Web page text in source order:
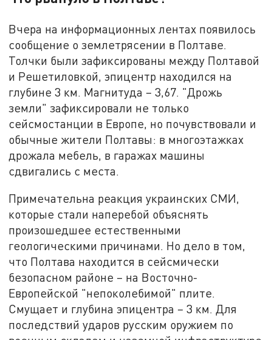
Вчера на информационных лентах появилось
сообщение о землетрясении в Полтаве.
Толчки были зафиксированы между Полтавой
и Решетиловкой, эпицентр находился на
глубине 3 км. Магнитуда – 3,67. "Дрожь
земли" зафиксировали не только
сейсмостанции в Европе, но почувствовали и
обычные жители Полтавы: в многоэтажках
дрожала мебель, в гаражах машины
сдвигались с места.
Примечательна реакция украинских СМИ,
которые стали наперебой объяснять
произошедшее естественными
геологическими причинами. Но дело в том,
что Полтава находится в сейсмически
безопасном районе – на Восточно-
Европейской "непоколебимой" плите.
Смущает и глубина эпицентра – 3 км. Для
последствий ударов русским оружием по